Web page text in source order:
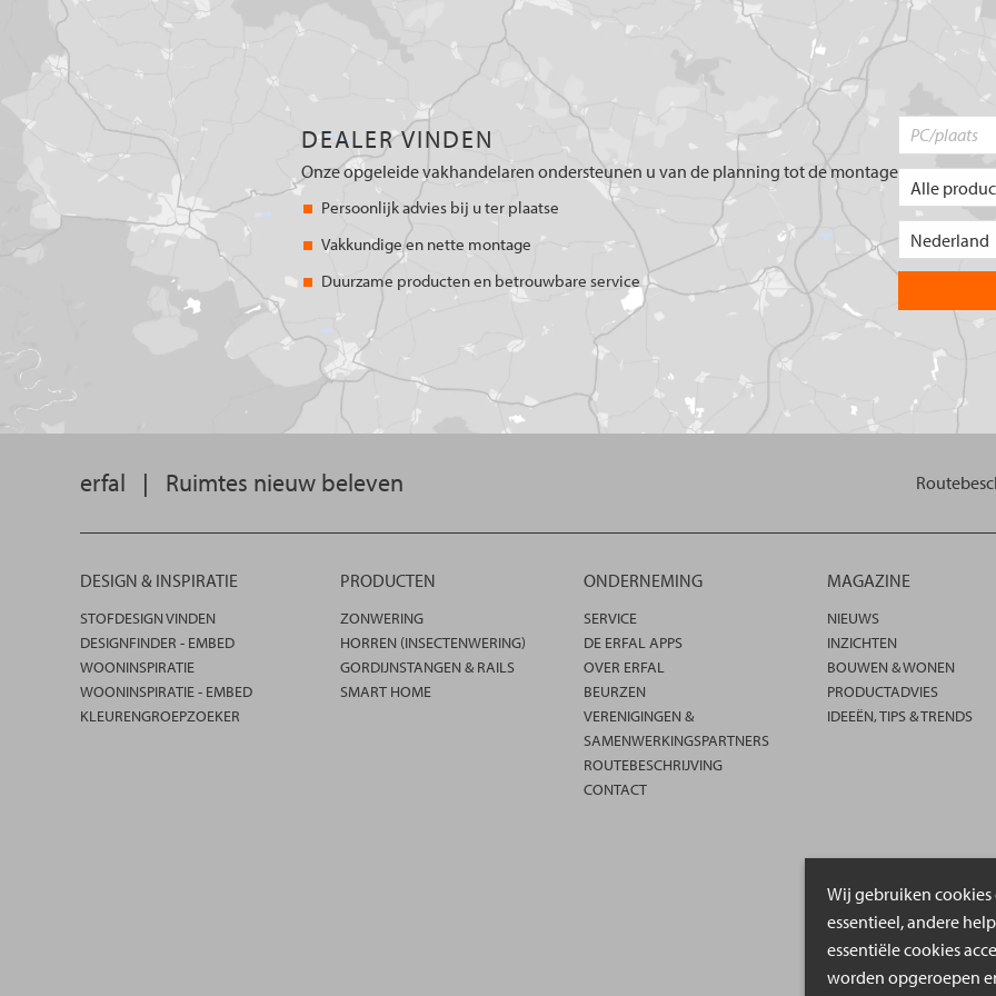
Wij gebruiken
essentieel, andere
essentiële cookies
worden opgeroepen
DEALER VINDEN
Onze opgeleide vakhandelaren ondersteunen u van de planning tot de montage
Persoonlijk advies bij u ter plaatse
Vakkundige en nette montage
Duurzame producten en betrouwbare service
erfal | Ruimtes nieuw beleven
DESIGN & INSPIRATIE
STOFDESIGN VINDEN
DESIGNFINDER - EMBED
WOONINSPIRATIE
WOONINSPIRATIE - EMBED
KLEURENGROEPZOEKER
PRODUCTEN
ZONWERING
HORREN (INSECTENWERING)
GORDIJNSTANGEN & RAILS
SMART HOME
ONDERNEMING
SERVICE
DE ERFAL APPS
OVER ERFAL
BEURZEN
VERENIGINGEN &
SAMENWERKINGSPARTNERS
ROUTEBESCHRIJVING
CONTACT
MAGAZINE
NIEUWS
INZICHTEN
BOUWEN & WONEN
PRODUCTADVIES
IDEEËN, TIPS & TRENDS